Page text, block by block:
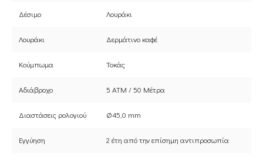
Δέσιμο Λουράκι
Λουράκι Δερμάτινο καφέ
Κούμπωμα Τοκάς
Αδιάβροχο 5 ATM / 50 Μέτρα
Διαστάσεις ρολογιού Ø45,0 mm
Εγγύηση 2 έτη από την επίσημη αντιπροσωπία